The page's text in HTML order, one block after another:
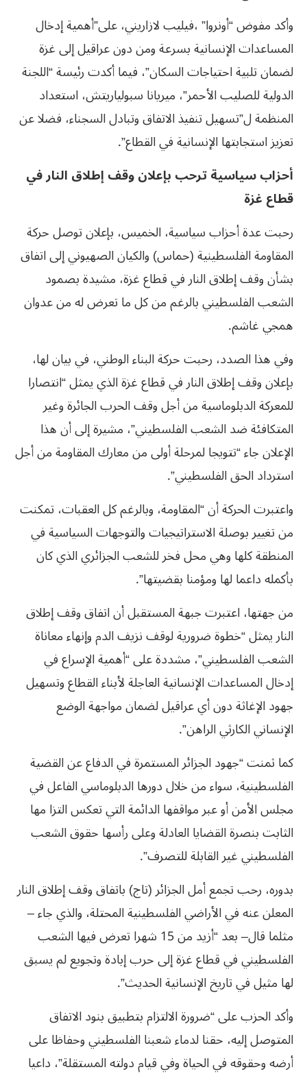
وأكد مفوض “أونروا” ،فيليب لازاريني، على”أهمية إدخال
المساعدات الإنسانية بسرعة ومن دون عراقيل إلى غزة
لضمان تلبية احتياجات السكان”، فيما أكدت رئيسة “اللجنة
الدولية للصليب الأحمر”، ميريانا سبولياريتش، استعداد
المنظمة ل”تسهيل تنفيذ الاتفاق وتبادل السجناء، فضلا عن
تعزيز استجابتها الإنسانية في القطاع”.
أحزاب سياسية ترحب بإعلان وقف إطلاق النار في
قطاع غزة
رحبت عدة أحزاب سياسية، الخميس، بإعلان توصل حركة
المقاومة الفلسطينية (حماس) والكيان الصهيوني إلى اتفاق
بشأن وقف إطلاق النار في قطاع غزة، مشيدة بصمود
الشعب الفلسطيني بالرغم من كل ما تعرض له من عدوان
همجي غاشم.
وفي هذا الصدد، رحبت حركة البناء الوطني، في بيان لها،
بإعلان وقف إطلاق النار في قطاع غزة الذي يمثل “انتصارا
للمعركة الدبلوماسية من أجل وقف الحرب الجائرة وغير
المتكافئة ضد الشعب الفلسطيني”، مشيرة إلى أن هذا
الإعلان جاء “تتويجا لمرحلة أولى من معارك المقاومة من أجل
استرداد الحق الفلسطيني”.
واعتبرت الحركة أن “المقاومة، وبالرغم كل العقبات، تمكنت
من تغيير بوصلة الاستراتيجيات والتوجهات السياسية في
المنطقة كلها وهي محل فخر للشعب الجزائري الذي كان
بأكمله داعما لها ومؤمنا بقضيتها”.
من جهتها، اعتبرت جبهة المستقبل أن اتفاق وقف إطلاق
النار يمثل “خطوة ضرورية لوقف نزيف الدم وإنهاء معاناة
الشعب الفلسطيني”، مشددة على “أهمية الإسراع في
إدخال المساعدات الإنسانية العاجلة لأبناء القطاع وتسهيل
جهود الإغاثة دون أي عراقيل لضمان مواجهة الوضع
الإنساني الكارثي الراهن”.
كما ثمنت “جهود الجزائر المستمرة في الدفاع عن القضية
الفلسطينية، سواء من خلال دورها الدبلوماسي الفاعل في
مجلس الأمن أو عبر مواقفها الدائمة التي تعكس التزا مها
الثابت بنصرة القضايا العادلة وعلى رأسها حقوق الشعب
الفلسطيني غير القابلة للتصرف”.
بدوره، رحب تجمع أمل الجزائر (تاج) باتفاق وقف إطلاق النار
المعلن عنه في الأراضي الفلسطينية المحتلة، والذي جاء –
مثلما قال– بعد “أزيد من 15 شهرا تعرض فيها الشعب
الفلسطيني في قطاع غزة إلى حرب إبادة وتجويع لم يسبق
لها مثيل في تاريخ الإنسانية الحديث”.
وأكد الحزب على “ضرورة الالتزام بتطبيق بنود الاتفاق
المتوصل إليه، حقنا لدماء شعبنا الفلسطيني وحفاظا على
أرضه وحقوقه في الحياة وفي قيام دولته المستقلة”، داعيا